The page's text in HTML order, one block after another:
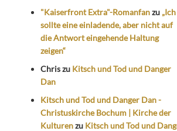
"Kaiserfront Extra"-Romanfanzu „Ich
sollte eine einladende, aber nicht auf
die Antwort eingehende Haltung
zeigen“
Chriszu Kitsch und Tod und Danger
Dan
Kitsch und Tod und Danger Dan -
Christuskirche Bochum | Kirche der
Kulturenzu Kitsch und Tod und